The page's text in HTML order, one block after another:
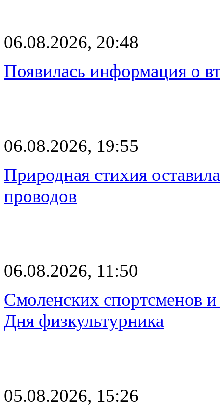
06.08.2026, 20:48
Появилась информация о
06.08.2026, 19:55
Природная стихия
проводов
06.08.2026, 11:50
Смоленских спортсменов
Дня физкультурника
05.08.2026, 15:26